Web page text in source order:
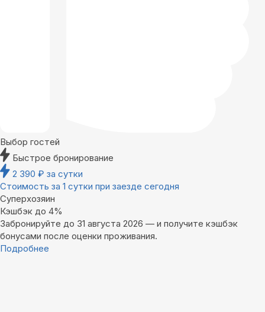
Выбор гостей
Быстрое бронирование
2 390 ₽ за сутки
Стоимость за 1 сутки при заезде сегодня
Суперхозяин
Кэшбэк до 4%
Забронируйте до 31 августа 2026 — и получите кэшбэк
бонусами после оценки проживания.
Подробнее